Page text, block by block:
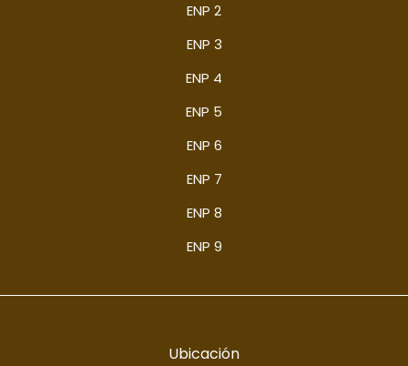
ENP 2
ENP 3
ENP 4
ENP 5
ENP 6
ENP 7
ENP 8
ENP 9
Ubicación